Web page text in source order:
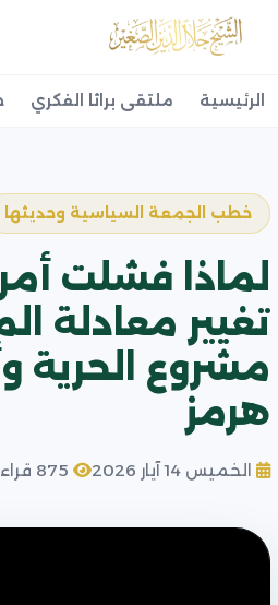
الرئيسية ملتقى براثا الفكري
خطب الجمعة السياسية وحديثها
لماذا فشلت
تغيير معادلة
مشروع الحرية
هرمز
الخميس 14 آيار 2026